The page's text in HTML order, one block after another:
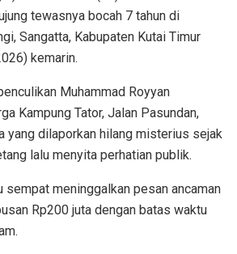
tewasnya bocah 7 tahun di
Sangatta, Kabupaten Kutai Timur
kemarin.
Muhammad Royyan
Kampung Tator, Jalan Pasundan,
yang dilaporkan hilang misterius sejak
lalu menyita perhatian publik.
sempat meninggalkan pesan ancaman
Rp200 juta dengan batas waktu